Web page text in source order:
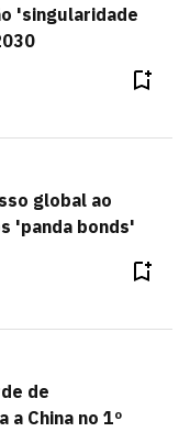
'singularidade
global ao
'panda bonds'
de
China no 1º